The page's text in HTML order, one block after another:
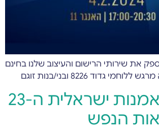
את שירותי הרישום והעיצוב שלנו בחינם
גדוד 8226 ובני/בנות זוגם
תערוכת אמנות ישראלית ה-23
הנפש